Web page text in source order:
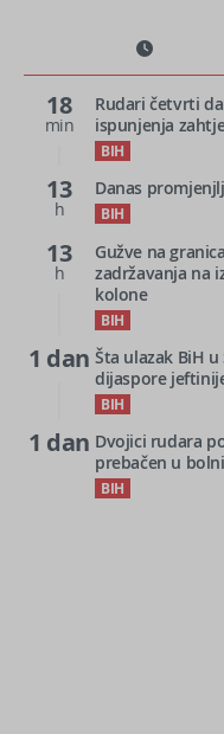
18
min
Rudari četvrti
ispunjenja
BIH
13
h
Danas
BIH
13
h
Gužve na
zadržavanja na
kolone
BIH
1 dan Šta ulazak BiH u
dijaspore
BIH
1 dan Dvojici rudara
prebačen u
BIH